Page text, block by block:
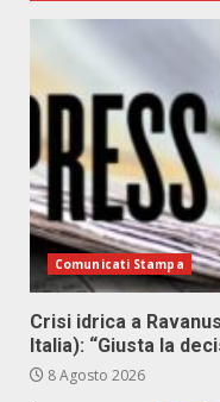
Comunicati Stampa
Crisi idrica a
Italia): “Giusta la
8 Agosto 2026